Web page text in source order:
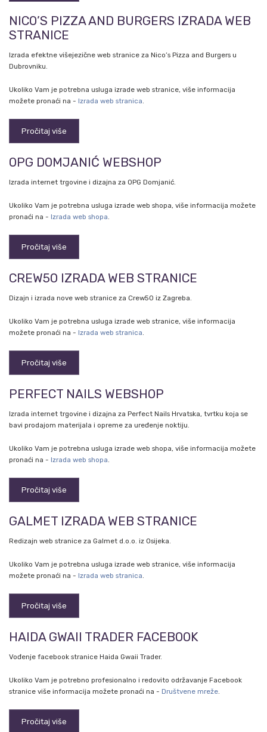
NICO’S PIZZA AND BURGERS IZRADA WEB
STRANICE
Izrada efektne višejezične web stranice za Nico’s Pizza and Burgers u
Dubrovniku.
Ukoliko Vam je potrebna usluga izrade web stranice, više informacija
možete pronaći na - Izrada web stranica.
Pročitaj više
OPG DOMJANIĆ WEBSHOP
Izrada internet trgovine i dizajna za OPG Domjanić.
Ukoliko Vam je potrebna usluga izrade web shopa, više informacija možete
pronaći na - Izrada web shopa.
Pročitaj više
CREW50 IZRADA WEB STRANICE
Dizajn i izrada nove web stranice za Crew50 iz Zagreba.
Ukoliko Vam je potrebna usluga izrade web stranice, više informacija
možete pronaći na - Izrada web stranica.
Pročitaj više
PERFECT NAILS WEBSHOP
Izrada internet trgovine i dizajna za Perfect Nails Hrvatska, tvrtku koja se
bavi prodajom materijala i opreme za uređenje noktiju.
Ukoliko Vam je potrebna usluga izrade web shopa, više informacija možete
pronaći na - Izrada web shopa.
Pročitaj više
GALMET IZRADA WEB STRANICE
Redizajn web stranice za Galmet d.o.o. iz Osijeka.
Ukoliko Vam je potrebna usluga izrade web stranice, više informacija
možete pronaći na - Izrada web stranica.
Pročitaj više
HAIDA GWAII TRADER FACEBOOK
Vođenje facebook stranice Haida Gwaii Trader.
Ukoliko Vam je potrebno profesionalno i redovito održavanje Facebook
stranice više informacija možete pronaći na - Društvene mreže.
Pročitaj više